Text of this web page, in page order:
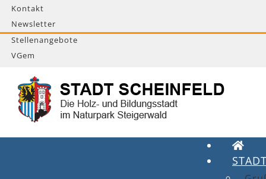
Kontakt
Newsletter
Stellenangebote
VGem